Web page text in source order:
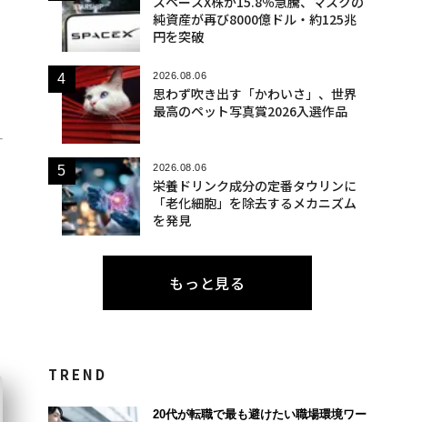
純資産が再び8000億ドル・約125兆
円を突破
2026.08.06
思わず吹き出す「かわいさ」、世界
最高のペット写真賞2026入選作品
2026.08.06
栄養ドリンク成分の定番タウリンに
「老化細胞」を除去するメカニズム
を発見
もっと見る
TREND
20代が転職で最も避けたい職場環境ワー